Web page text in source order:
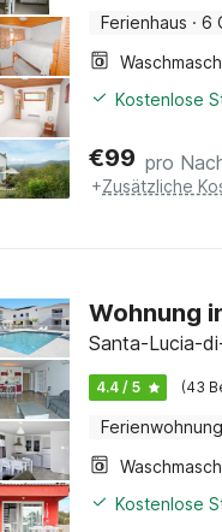
Ferienhaus · 6
Kostenlose
€99 pro
+Zusätzliche
Wohnung
Santa-Lucia-
4.4 / 5 (43
Ferienwohnung
Kostenlose